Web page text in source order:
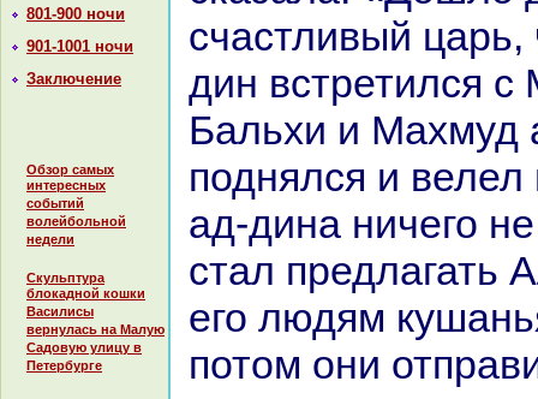
801-900 ночи
901-1001 ночи
Заключение
Обзор самых
интересных
событий
волейбольной
недели
Скульптура
блокадной кошки
Василисы
вернулась на Малую
Садовую улицу в
Петербурге
счастливый
дин встретился
Бальхи и Махмуд
поднялся и
ад-динa ничего
стал предлагать
его людям
потом они